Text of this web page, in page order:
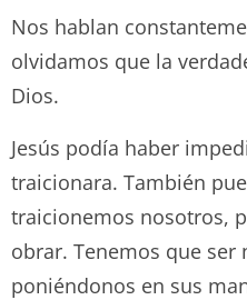
Nos hablan
olvidamos que la
Dios.
Jesús podía haber
traicionara. También
traicionemos nosotros,
obrar. Tenemos que ser
poniéndonos en sus